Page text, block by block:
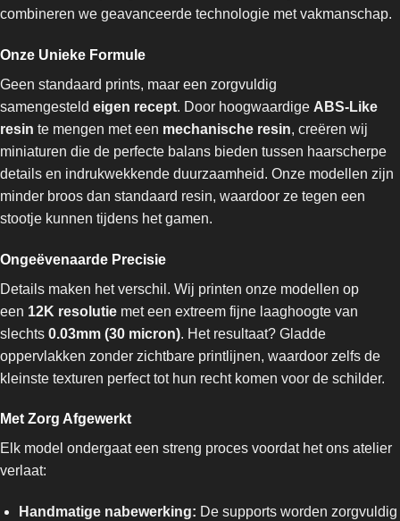
combineren we geavanceerde technologie met vakmanschap.
Onze Unieke Formule
Geen standaard prints, maar een zorgvuldig
samengesteld eigen recept. Door hoogwaardige ABS-Like
resin te mengen met een mechanische resin, creëren wij
miniaturen die de perfecte balans bieden tussen haarscherpe
details en indrukwekkende duurzaamheid. Onze modellen zijn
minder broos dan standaard resin, waardoor ze tegen een
stootje kunnen tijdens het gamen.
Ongeëvenaarde Precisie
Details maken het verschil. Wij printen onze modellen op
een 12K resolutie met een extreem fijne laaghoogte van
slechts 0.03mm (30 micron). Het resultaat? Gladde
oppervlakken zonder zichtbare printlijnen, waardoor zelfs de
kleinste texturen perfect tot hun recht komen voor de schilder.
Met Zorg Afgewerkt
Elk model ondergaat een streng proces voordat het ons atelier
verlaat:
Handmatige nabewerking: De supports worden zorgvuldig